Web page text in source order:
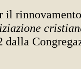
il
dalla